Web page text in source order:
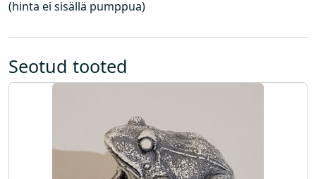
l
a
p
u
(hinta ei sisällä pumppua)
Seotud tooted